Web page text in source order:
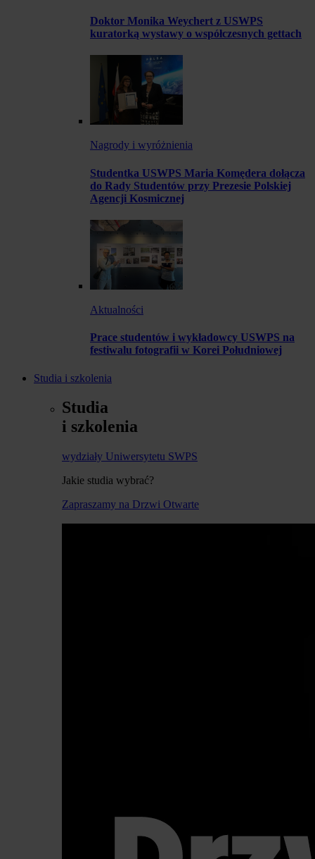
Doktor Monika Weychert z USWPS
kuratorką wystawy o współczesnych gettach
Nagrody i wyróżnienia
Studentka USWPS Maria Komędera dołącza
do Rady Studentów przy Prezesie Polskiej
Agencji Kosmicznej
Aktualności
Prace studentów i wykładowcy USWPS na
festiwalu fotografii w Korei Południowej
Studia i szkolenia
Studia
i szkolenia
wydziały Uniwersytetu SWPS
Jakie studia wybrać?
Zapraszamy na Drzwi Otwarte